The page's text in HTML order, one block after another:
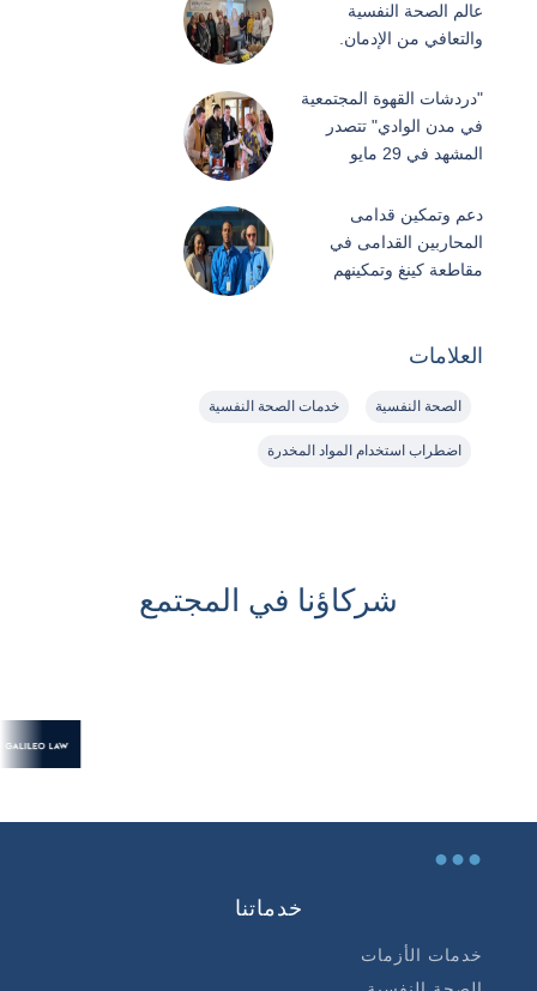
عالم الصحة النفسية
والتعافي من الإدمان.
"دردشات القهوة المجتمعية
في مدن الوادي" تتصدر
المشهد في 29 مايو
دعم وتمكين قدامى
المحاربين القدامى في
مقاطعة كينغ وتمكينهم
العلامات
الصحة النفسية خدمات الصحة النفسية
اضطراب استخدام المواد المخدرة
شركاؤنا في المجتمع
...
خدماتنا
خدمات الأزمات